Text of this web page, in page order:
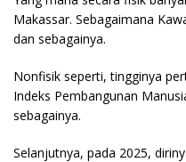
Makassar. Sebagaimana
dan sebagainya.
Nonfisik seperti, tingginya
Indeks Pembangunan
sebagainya.
Selanjutnya, pada 2025,